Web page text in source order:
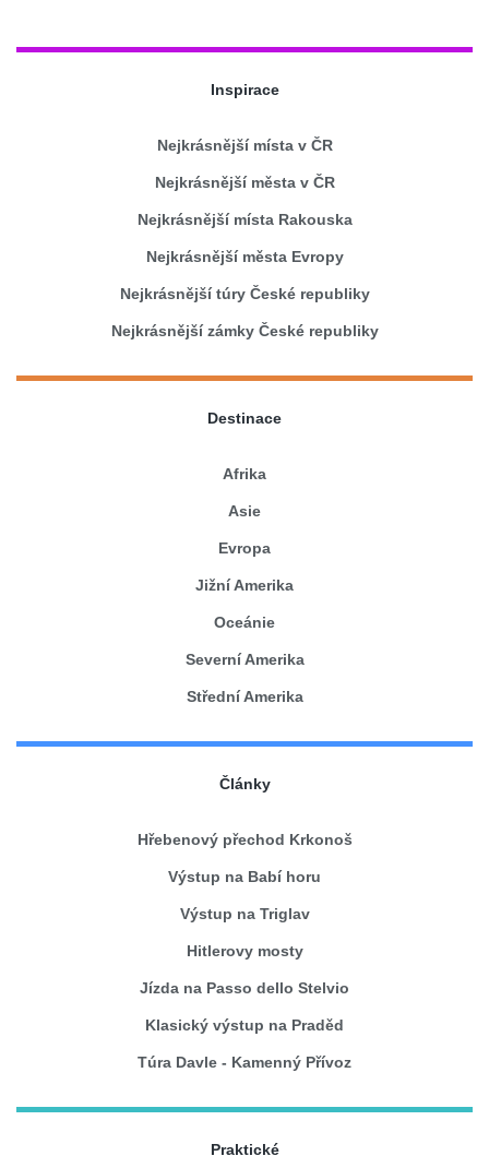
Inspirace
Nejkrásnější místa v ČR
Nejkrásnější města v ČR
Nejkrásnější místa Rakouska
Nejkrásnější města Evropy
Nejkrásnější túry České republiky
Nejkrásnější zámky České republiky
Destinace
Afrika
Asie
Evropa
Jižní Amerika
Oceánie
Severní Amerika
Střední Amerika
Články
Hřebenový přechod Krkonoš
Výstup na Babí horu
Výstup na Triglav
Hitlerovy mosty
Jízda na Passo dello Stelvio
Klasický výstup na Praděd
Túra Davle - Kamenný Přívoz
Praktické